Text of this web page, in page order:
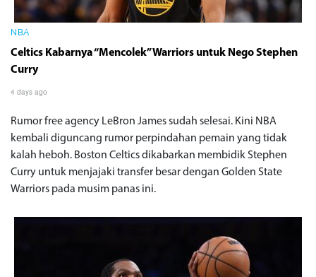
NBA
Celtics Kabarnya “Mencolek” Warriors untuk Nego Stephen
Curry
4 days ago
Rumor free agency LeBron James sudah selesai. Kini NBA
kembali diguncang rumor perpindahan pemain yang tidak
kalah heboh. Boston Celtics dikabarkan membidik Stephen
Curry untuk menjajaki transfer besar dengan Golden State
Warriors pada musim panas ini.